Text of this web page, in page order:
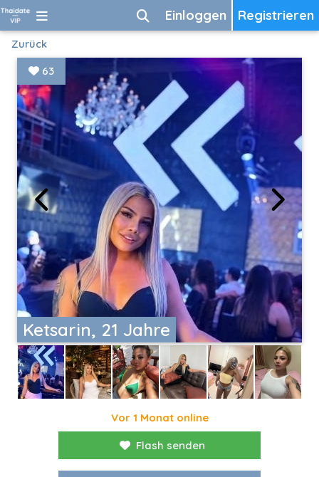
Registrieren
Einloggen
Zurück
Ketsarin, 21 Jahre
63
Vor 1 Monat online
Flash senden